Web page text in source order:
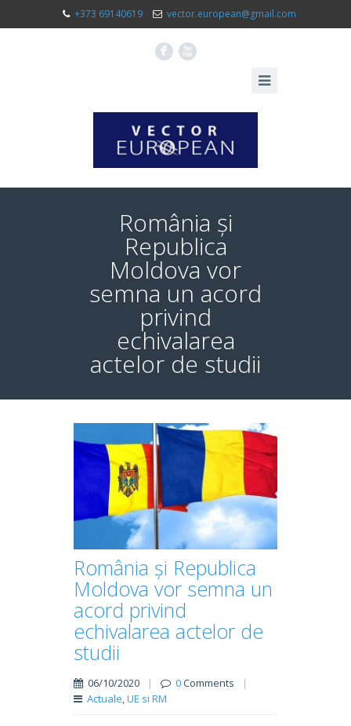
+373 69140619 vector.european@gmail.com
F X
România și
Republica
Moldova vor
semna un acord
privind
echivalarea
actelor de studii
România și Republica
Moldova vor semna un
acord privind
echivalarea actelor de
studii
06/10/2020 | 0Comments
|
Actuale,UE si RM